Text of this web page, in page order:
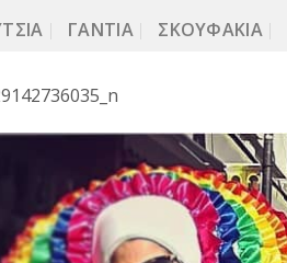
ΓΆΝΤΙΑ ΣΚΟΥΦΆΚΙΑ